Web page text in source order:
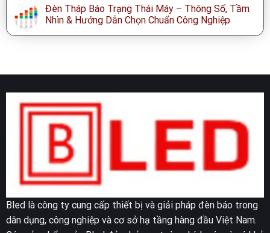
Đèn Tháp Báo Trạng Thái Máy – Thông Số, Tầm
Nhìn & Hướng Dẫn Chọn Chuẩn Công Nghiệp
Bled là công ty cung cấp thiết bị và giải pháp đèn báo trong
dân dụng, công nghiệp và cơ sở hạ tầng hàng đầu Việt Nam.